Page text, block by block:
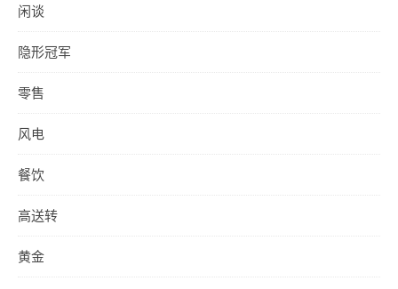
闲谈
隐形冠军
零售
风电
餐饮
高送转
黄金